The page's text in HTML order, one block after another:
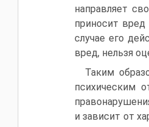
направляет
приносит
случае его
вред, нельзя
Таким
психическим
и зависит от